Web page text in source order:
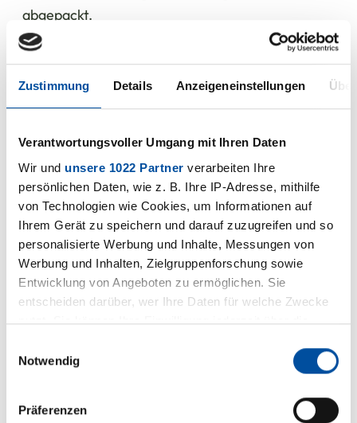
Zustimmung Details Anzeigeneinstellungen
Verantwortungsvoller Umgang mit Ihren Daten
Wir und unsere 1022 Partner verarbeiten Ihre
persönlichen Daten, wie z. B. Ihre IP-Adresse, mithilfe
von Technologien wie Cookies, um Informationen auf
Ihrem Gerät zu speichern und darauf zuzugreifen und so
personalisierte Werbung und Inhalte, Messungen von
Werbung und Inhalten, Zielgruppenforschung sowie
Entwicklung von Angeboten zu ermöglichen. Sie
entscheiden darüber, wer Ihre Daten für welche Zwecke
nutzt. Sie können Ihre Einwilligung jederzeit über die
Trigger Symbol ändern oder widerrufen
Informationen über Ihre geografische Lage erfassen,
Notwendig
Präferenzen
abgepackt.
Haben Sie Fragen zu unserem
Produkt?
Unsere Kolleg:innen aus dem
Geschäftsbereich Thermische und
akustische Isolierungen beraten Sie gern.
+49 5231 9607-36
Kontakt-